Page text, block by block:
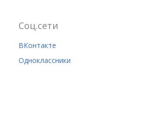
Соц.сети
ВКонтакте
Одноклассники